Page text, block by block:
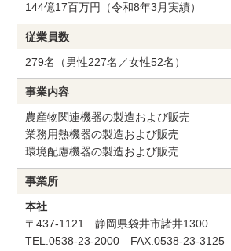
144億17百万円（令和8年3月実績）
従業員数
279名（男性227名／女性52名）
事業内容
農産物関連機器の製造および販売
業務用熱機器の製造および販売
環境配慮機器の製造および販売
事業所
本社
〒437-1121 静岡県袋井市諸井1300
TEL.0538-23-2000 FAX.0538-23-3125